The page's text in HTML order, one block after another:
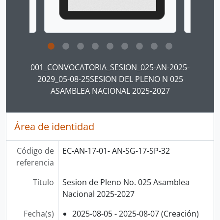
001_CONVOCATORIA_SESION_025-AN-2025-
2029_05-08-25SESION DEL PLENO N 025
ASAMBLEA NACIONAL 2025-2027
Área de identidad
Código de
referencia
EC-AN-17-01- AN-SG-17-SP-32
Título
Sesion de Pleno No. 025 Asamblea
Nacional 2025-2027
Fecha(s)
2025-08-05 - 2025-08-07 (Creación)